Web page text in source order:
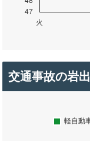
交通事故の岩